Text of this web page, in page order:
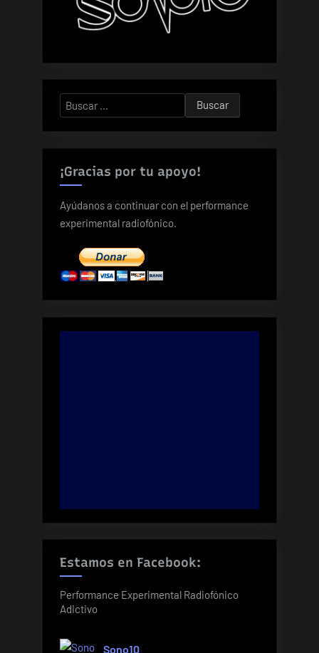
Buscar:
¡Gracias por tu apoyo!
Ayúdanos a continuar con el performance
experimental radiofónico.
Estamos en Facebook:
Performance Experimental Radiofónico
Adictivo
Sono10